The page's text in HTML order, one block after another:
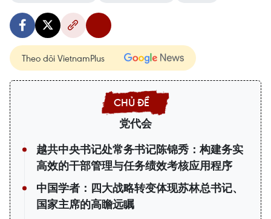
Theo dõi VietnamPlus
党代会
越共中央书记处常务书记陈锦秀：构建务实
高效的干部管理与任务绩效考核应用程序
中国学者：四大战略转变体现苏林总书记、
国家主席的高瞻远瞩